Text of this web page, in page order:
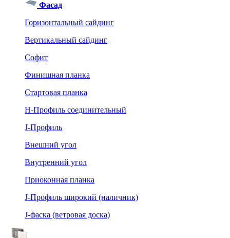
Фасад
Горизонтальный сайдинг
Вертикальный сайдинг
Софит
Финишная планка
Стартовая планка
Н-Профиль соединительный
J-Профиль
Внешний угол
Внутренний угол
Приоконная планка
J-Профиль широкий (наличник)
J-фаска (ветровая доска)